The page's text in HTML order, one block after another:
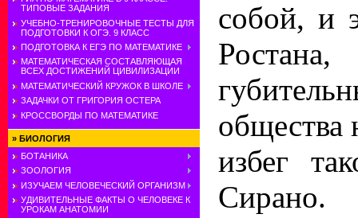
ТИПОВЫЕ ЗАДАНИЯ
УЧЕБНО-ТРЕНИРОВОЧНЫЕ ТЕСТЫ ДЛЯ
ПОДГОТОВКИ К ОГЭ. 9 КЛАСС
ПОДГОТОВКА К ЕГЭ ПО МАТЕМАТИКЕ
МАТЕМАТИЧЕСКАЯ СОСТАВЛЯЮЩАЯ
ВСЕХ ДОСТИЖЕНИЙ ЦИВИЛИЗАЦИИ
МАТЕМАТИЧЕСКИЙ КРУЖОК В ШКОЛЕ
ЗАДАЧКИ ОТ ГРИГОРИЯ ОСТЕРА
КРОССВОРДЫ ПО МАТЕМАТИКЕ
» БИОЛОГИЯ
БОТАНИКА
ЗООЛОГИЯ
ИЗУЧАЕМ ЧЕЛОВЕЧЕСКИЙ ОРГАНИЗМ
УДИВИТЕЛЬНЫЕ ФАКТЫ О ЧЕЛОВЕКЕ К
УРОКАМ АНАТОМИИ
собой, и
общества
избег
Сирано.